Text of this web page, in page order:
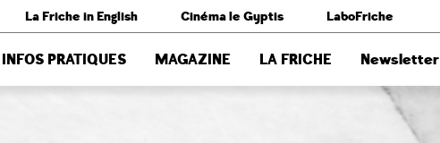
La Friche in English Cinéma le Gyptis LaboFriche
INFOS PRATIQUES MAGAZINE LA FRICHE Newsletter